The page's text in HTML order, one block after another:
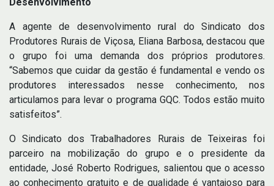
Desenvolvimento
A agente de desenvolvimento rural do Sindicato dos
Produtores Rurais de Viçosa, Eliana Barbosa, destacou que
o grupo foi uma demanda dos próprios produtores.
“Sabemos que cuidar da gestão é fundamental e vendo os
produtores interessados nesse conhecimento, nos
articulamos para levar o programa GQC. Todos estão muito
satisfeitos”.
O Sindicato dos Trabalhadores Rurais de Teixeiras foi
parceiro na mobilização do grupo e o presidente da
entidade, José Roberto Rodrigues, salientou que o acesso
ao conhecimento gratuito e de qualidade é vantajoso para